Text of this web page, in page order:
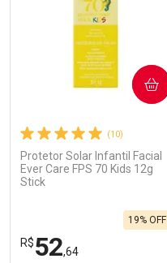
Ativar Desconto
Comprar sem Desconto
(10)
Protetor Solar Infantil Facial
Ever Care FPS 70 Kids 12g
Stick
R$52,64
19% OFF
COMPRAR